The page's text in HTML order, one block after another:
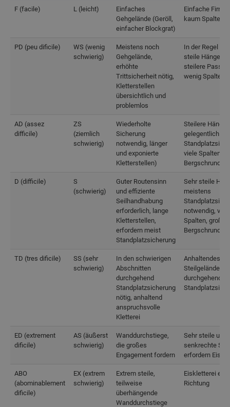
Grad
Grad
Fels
Firn und
Gletscher
F (facile) L (leicht)
Einfaches
Gehgelände (Geröll,
einfacher Blockgrat)
Einfache
kaum Spalten
PD (peu dificile)
WS (wenig
schwierig)
Meistens noch
Gehgelände,
erhöhte
Trittsicherheit nötig,
Kletterstellen
übersichtlich und
problemlos
In der Regel
steile Hänge,
steilere
wenig Spalten
AD (assez
difficile)
ZS
(ziemlich
schwierig)
Wiederholte
Sicherung
notwendig, länger
und exponierte
Kletterstellen)
Steilere Hänge,
gelegentlich
viele Spalten,
Bergschrund
D (difficile)
S
(schwierig)
Guter Routensinn
und effiziente
Seilhandhabung
erforderlich, lange
Kletterstellen,
erfordern meist
Standplatzsicherung
Sehr steile
meistens
notwendig, viele
Spalten, großer
Bergschrund
TD (tres dificile)
SS (sehr
schwierig)
In den schwierigen
Abschnitten
durchgehend
Standplatzsicherung
nötig, anhaltend
anspruchsvolle
Kletterei
Anhaltendes
Steilgelände,
durchgehende
ED (extrement
dificile)
AS (äußerst
schwierig)
Wanddurchstiege,
die großes
Engagement fordern
Sehr steile und
senkrechte
erfordern
ABO
(abominablement
dificile)
EX (extrem
schwierig)
Extrem steile,
teilweise
überhängende
Wanddurchstiege
Eiskletterei
Richtung